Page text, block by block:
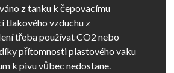
z tanku k čepovacímu
tlakového vzduchu z
třeba používat CO2 nebo
přítomnosti plastového vaku
k pivu vůbec nedostane.